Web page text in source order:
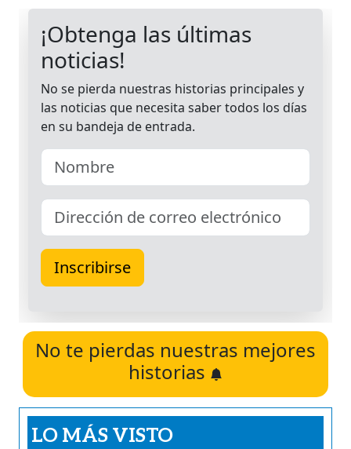
No te pierdas nuestras mejores
historias
LO MÁS VISTO